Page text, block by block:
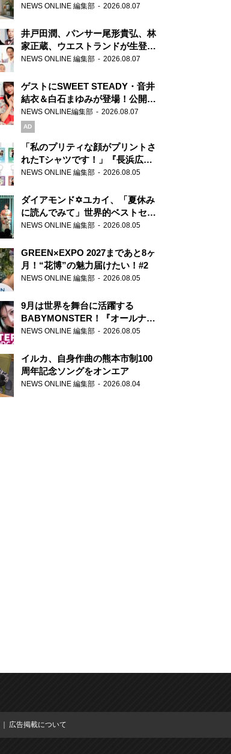
ま」、芝大神宮にてランパンプス
NEWS ONLINE 編集部 2026.08.07
井戸田潤、パンサー尾形貴弘、林
家正蔵、ウエストランドが生登
場！『ラジオビバリー昼ズ』
NEWS ONLINE 編集部 2026.08.07
ゲストにSWEET STEADY・音井
結衣＆白石まゆみが登場！公開収
録で素顔全開！
NEWS ONLINE編集部 2026.08.07
AD
「私のプリティな顔がプリントさ
れたTシャツです！」『長浜広奈
天下無双』初の番組グッズ発売
NEWS ONLINE 編集部 2026.08.05
ダイアモンド✡ユカイ、「夏休み
に読んでみて」世界的ベストセラ
ー『アナスタシア』を紹介
NEWS ONLINE 編集部 2026.08.05
GREEN×EXPO 2027まであと8ヶ
月！“花博”の魅力届けたい！#2
NEWS ONLINE 編集部 2026.08.05
9月は世界を舞台に活躍する
BABYMONSTER！『オールナイ
トニッポンPODCAST』月替わり
NEWS ONLINE 編集部 2026.08.05
イルカ、自身作曲の熊本市制100
周年記念ソングをオンエア
NEWS ONLINE 編集部 2026.08.04
広告掲載について